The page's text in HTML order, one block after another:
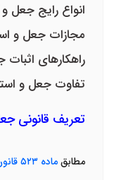
انواع رایج جعل و
مجازات جعل و
راهکارهای
تفاوت جعل و
تعریف قانونی
مطابقماده ۵۲۳